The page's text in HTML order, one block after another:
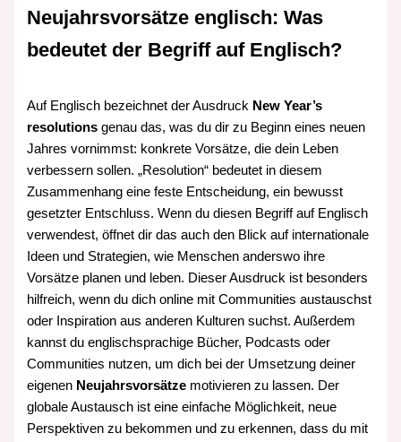
Neujahrsvorsätze englisch: Was
bedeutet der Begriff auf Englisch?
Auf Englisch bezeichnet der Ausdruck New Year’s
resolutions genau das, was du dir zu Beginn eines neuen
Jahres vornimmst: konkrete Vorsätze, die dein Leben
verbessern sollen. „Resolution“ bedeutet in diesem
Zusammenhang eine feste Entscheidung, ein bewusst
gesetzter Entschluss. Wenn du diesen Begriff auf Englisch
verwendest, öffnet dir das auch den Blick auf internationale
Ideen und Strategien, wie Menschen anderswo ihre
Vorsätze planen und leben. Dieser Ausdruck ist besonders
hilfreich, wenn du dich online mit Communities austauschst
oder Inspiration aus anderen Kulturen suchst. Außerdem
kannst du englischsprachige Bücher, Podcasts oder
Communities nutzen, um dich bei der Umsetzung deiner
eigenen Neujahrsvorsätze motivieren zu lassen. Der
globale Austausch ist eine einfache Möglichkeit, neue
Perspektiven zu bekommen und zu erkennen, dass du mit